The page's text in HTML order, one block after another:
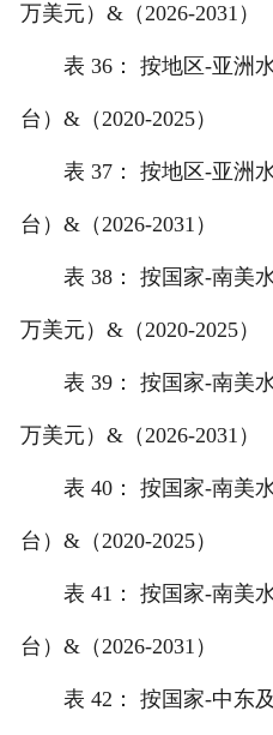
万美元）&（2026-2031）
表 36： 按地区-亚洲水
台）&（2020-2025）
表 37： 按地区-亚洲水
台）&（2026-2031）
表 38： 按国家-南美水
万美元）&（2020-2025）
表 39： 按国家-南美水
万美元）&（2026-2031）
表 40： 按国家-南美水
台）&（2020-2025）
表 41： 按国家-南美水
台）&（2026-2031）
表 42： 按国家-中东及